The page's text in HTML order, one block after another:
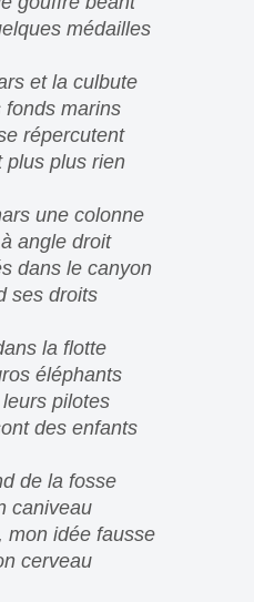
médailles
et la culbute
fonds marins
répercutent
plus plus rien
une colonne
angle droit
dans le canyon
ses droits
la flotte
éléphants
pilotes
des enfants
de la fosse
caniveau
mon idée fausse
cerveau